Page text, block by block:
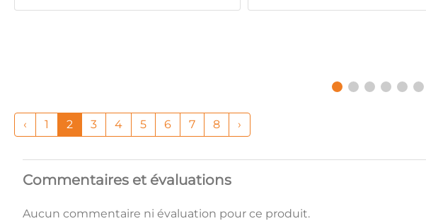
‹ 1 2 3 4 5 6 7 8 ›
Commentaires et évaluations
Aucun commentaire ni évaluation pour ce produit.